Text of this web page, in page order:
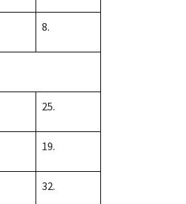
8.
25.
19.
32.